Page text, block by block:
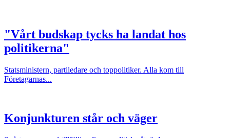
"Vårt budskap tycks ha landat hos
politikerna"
Statsministern, partiledare och toppolitiker. Alla kom till
Företagarnas...
Konjunkturen står och väger